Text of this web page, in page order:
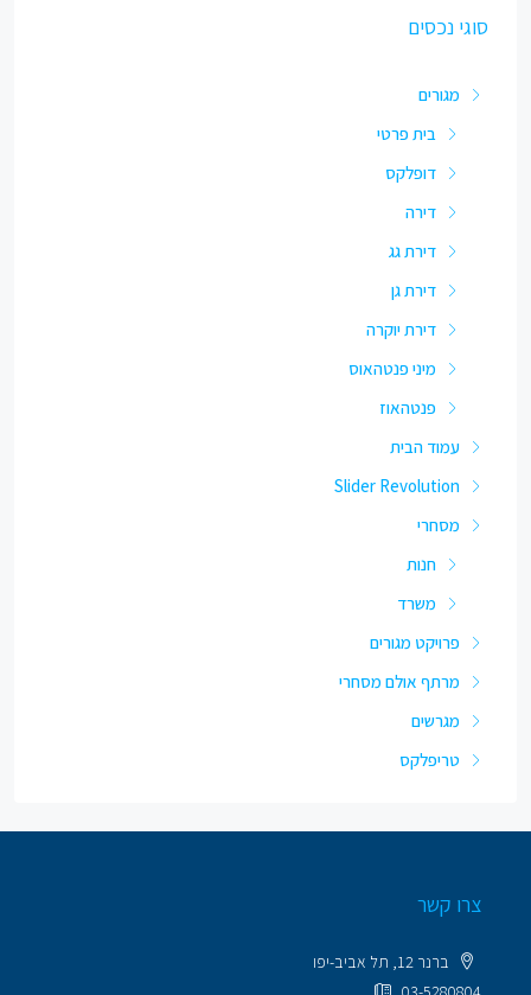
סוגי נכסים
מגורים
בית פרטי
דופלקס
דירה
דירת גג
דירת גן
דירת יוקרה
מיני פנטהאוס
פנטהאוז
עמוד הבית
Slider Revolution
מסחרי
חנות
משרד
פרויקט מגורים
מרתף אולם מסחרי
מגרשים
טריפלקס
צרו קשר
ברנר 12, תל אביב-יפו